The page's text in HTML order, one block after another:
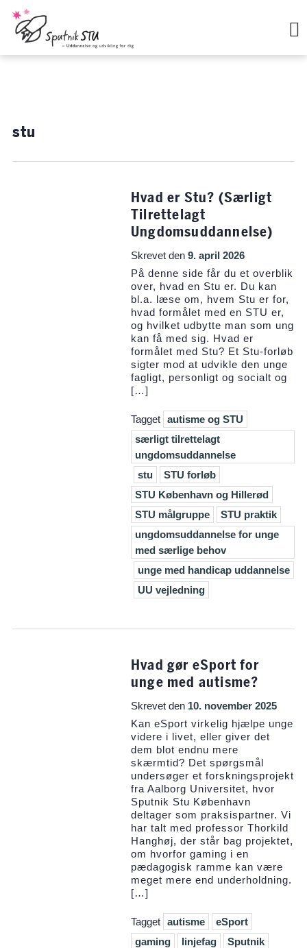
stu
Hvad er Stu? (Særligt
Tilrettelagt
Ungdomsuddannelse)
Skrevet den9. april 2026
På denne side får du et overblik
over, hvad en Stu er. Du kan
bl.a. læse om, hvem Stu er for,
hvad formålet med en STU er,
og hvilket udbytte man som ung
kan få med sig. Hvad er
formålet med Stu? Et Stu-forløb
sigter mod at udvikle den unge
fagligt, personligt og socialt og
[…]
Tagget autisme og STU
særligt tilrettelagt
ungdomsuddannelse
stu
STU forløb
STU København og Hillerød
STU målgruppe
STU praktik
ungdomsuddannelse for unge
med særlige behov
unge med handicap uddannelse
UU vejledning
Hvad gør eSport for
unge med autisme?
Skrevet den 10. november 2025
Kan eSport virkelig hjælpe unge
videre i livet, eller giver det
dem blot endnu mere
skærmtid? Det spørgsmål
undersøger et forskningsprojekt
fra Aalborg Universitet, hvor
Sputnik Stu København
deltager som praksispartner. Vi
har talt med professor Thorkild
Hanghøj, der står bag projektet,
om hvorfor gaming i en
pædagogisk ramme kan være
meget mere end underholdning.
[…]
Tagget autisme
eSport
gaming
linjefag
Sputnik